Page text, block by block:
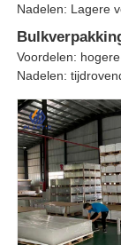
Nadelen: Lagere
Voordelen:
Nadelen: